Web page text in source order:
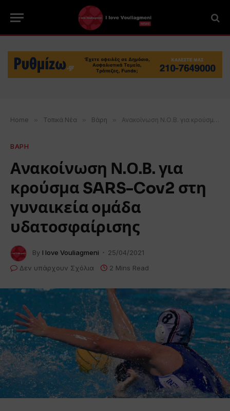
Home » Τοπικά Νέα » Βάρη » Ανακοίνωση Ν.Ο.Β. για κρούσμα SARS-Cov2 στη γυναικεία ομάδα υδατοσφαίρισης
ΒΑΡΗ
Ανακοίνωση Ν.Ο.Β. για
κρούσμα SARS-Cov2 στη
γυναικεία ομάδα
υδατοσφαίρισης
By I love Vouliagmeni
25/04/2021
Δεν υπάρχουν Σχόλια
2 Mins Read